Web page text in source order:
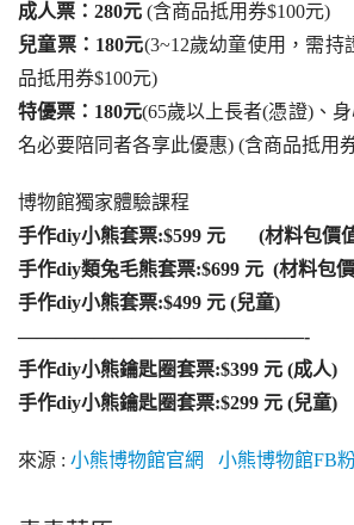
成人票：280元 (含商品抵用券$100元)
兒童票：180元(3~12歲幼童使用，需持
品抵用券$100元)
特優票：180元(65歲以上長者(憑證)、
名必要陪同者各享此優惠) (含商品抵用
博物館獨家體驗課程
手作diy小熊套票:$599 元       (材料包價
手作diy類兔毛熊套票:$699 元 (材料包
手作diy小熊套票:$499 元 (兒童)
———————————————-
手作diy小熊鑰匙圈套票:$399 元 (成人)
手作diy小熊鑰匙圈套票:$299 元 (兒童)
來源 : 小熊博物館官網 小熊博物館FB